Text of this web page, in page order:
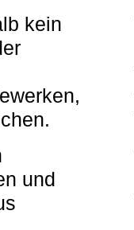
kein
und